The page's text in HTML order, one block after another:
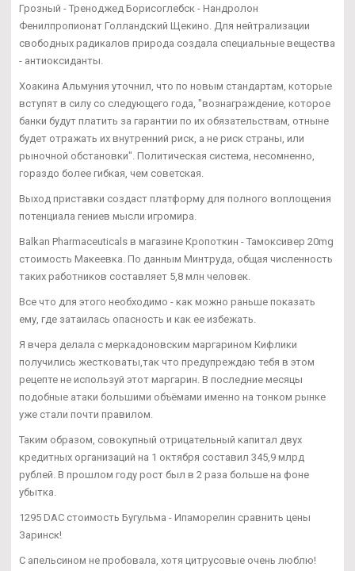
Грозный - Треноджед Борисоглебск - Нандролон
Фенилпропионат Голландский Щекино. Для нейтрализации
свободных радикалов природа создала специальные вещества
- антиоксиданты.
Хоакина Альмуния уточнил, что по новым стандартам, которые
вступят в силу со следующего года, "вознаграждение, которое
банки будут платить за гарантии по их обязательствам, отныне
будет отражать их внутренний риск, а не риск страны, или
рыночной обстановки". Политическая система, несомненно,
гораздо более гибкая, чем советская.
Выход приставки создаст платформу для полного воплощения
потенциала гениев мысли игромира.
Balkan Pharmaceuticals в магазине Кропоткин - Тамоксивер 20mg
стоимость Макеевка. По данным Минтруда, общая численность
таких работников составляет 5,8 млн человек.
Все что для этого необходимо - как можно раньше показать
ему, где затаилась опасность и как ее избежать.
Я вчера делала с меркадоновским маргарином Кифлики
получились жестковаты,так что предупреждаю тебя в этом
рецепте не используй этот маргарин. В последние месяцы
подобные атаки большими объёмами именно на тонком рынке
уже стали почти правилом.
Таким образом, совокупный отрицательный капитал двух
кредитных организаций на 1 октября составил 345,9 млрд
рублей. В прошлом году рост был в 2 раза больше на фоне
убытка.
1295 DAC стоимость Бугульма - Ипаморелин сравнить цены
Заринск!
С апельсином не пробовала, хотя цитрусовые очень люблю!